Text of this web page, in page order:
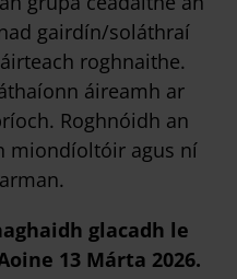
gairdín/soláthraí
roghnaithe.
áireamh ar
Roghnóidh an
miondíoltóir agus ní
glacadh le
13 Márta 2026.